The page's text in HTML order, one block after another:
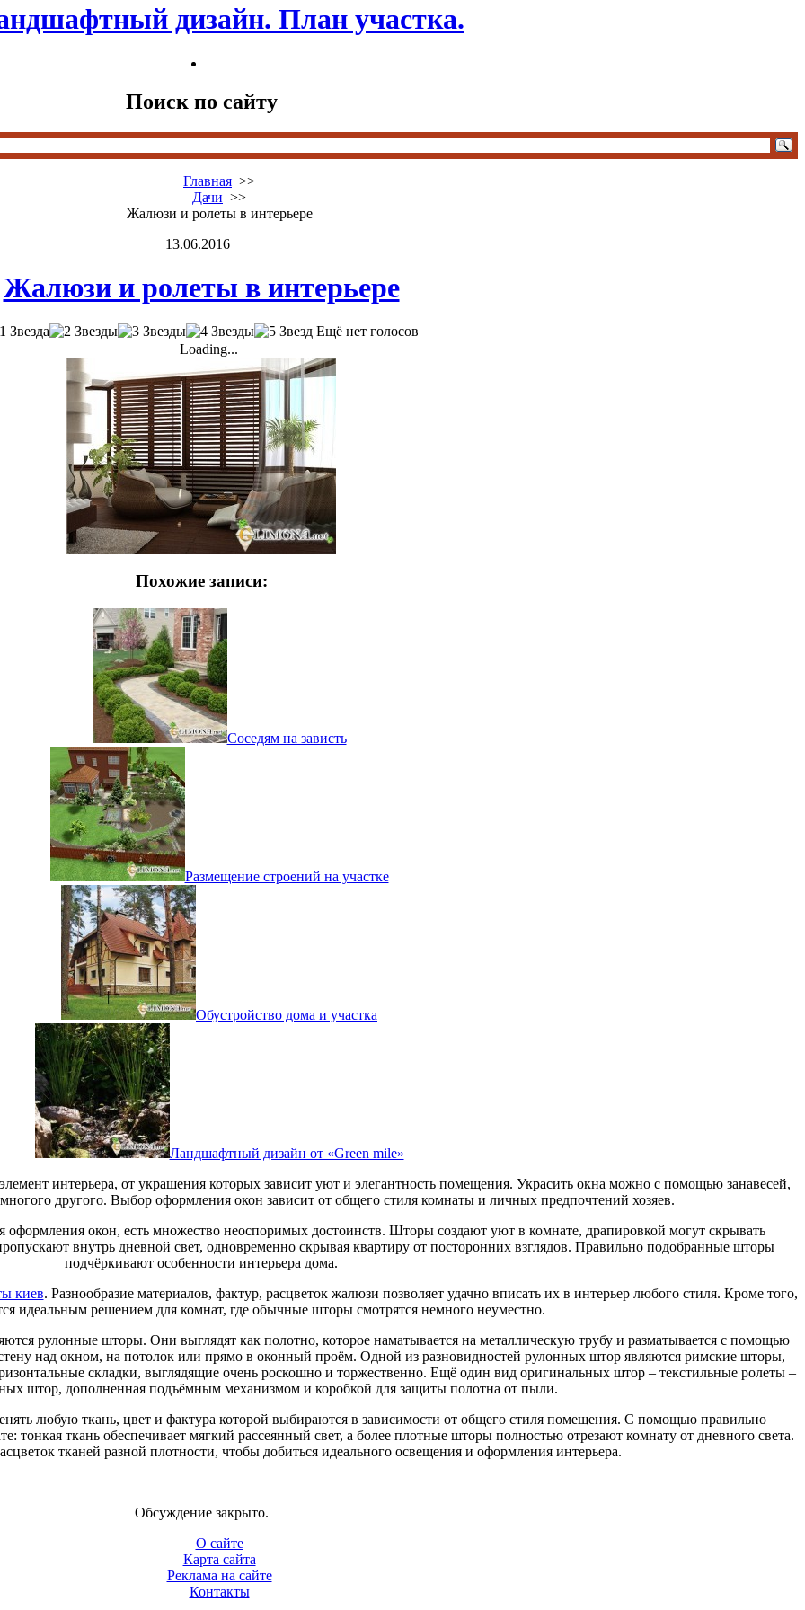
дизайн. План участка.
Поиск по сайту
Главная >>
Дачи >>
Жалюзи и ролеты в интерьере
13.06.2016
Жалюзи и ролеты в интерьере
Ещё нет голосов
Loading...
Похожие записи:
Соседям на зависть
Размещение строений на участке
Обустройство дома и участка
Ландшафтный дизайн от «Green mile»
интерьера, от украшения которых зависит уют и элегантность помещения. Украсить окна можно с помощью занавесей,
другого. Выбор оформления окон зависит от общего стиля комнаты и личных предпочтений хозяев.
окон, есть множество неоспоримых достоинств. Шторы создают уют в комнате, драпировкой могут скрывать
внутрь дневной свет, одновременно скрывая квартиру от посторонних взглядов. Правильно подобранные шторы
подчёркивают особенности интерьера дома.
киев. Разнообразие материалов, фактур, расцветок жалюзи позволяет удачно вписать их в интерьер любого стиля. Кроме того,
идеальным решением для комнат, где обычные шторы смотрятся немного неуместно.
рулонные шторы. Они выглядят как полотно, которое наматывается на металлическую трубу и разматывается с помощью
над окном, на потолок или прямо в оконный проём. Одной из разновидностей рулонных штор являются римские шторы,
складки, выглядящие очень роскошно и торжественно. Ещё один вид оригинальных штор – текстильные ролеты –
штор, дополненная подъёмным механизмом и коробкой для защиты полотна от пыли.
любую ткань, цвет и фактура которой выбираются в зависимости от общего стиля помещения. С помощью правильно
тонкая ткань обеспечивает мягкий рассеянный свет, а более плотные шторы полностью отрезают комнату от дневного света.
тканей разной плотности, чтобы добиться идеального освещения и оформления интерьера.
Обсуждение закрыто.
О сайте
Карта сайта
Реклама на сайте
Контакты